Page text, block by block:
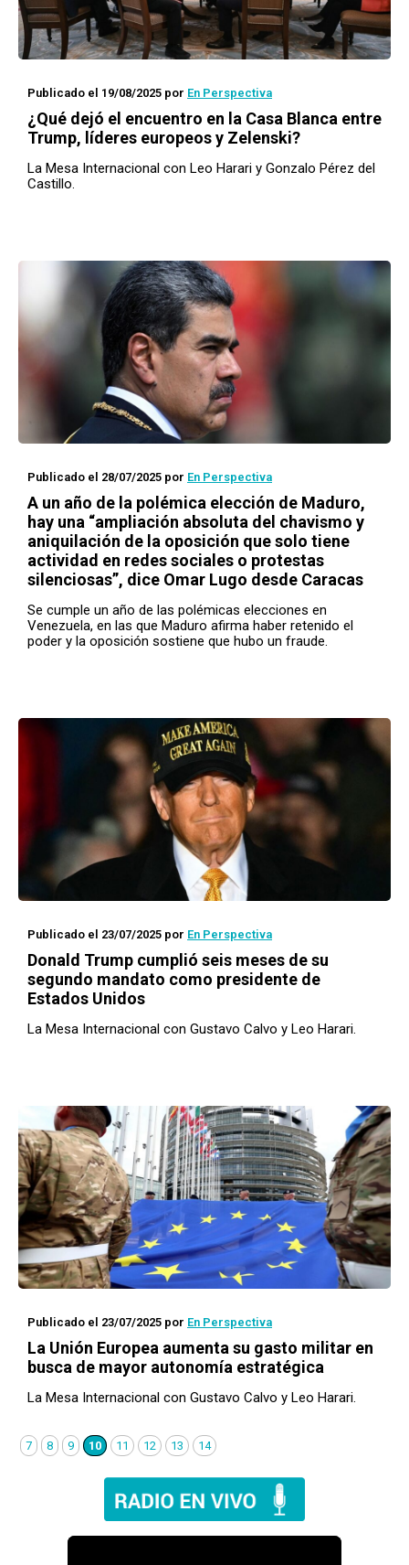
Publicado el 19/08/2025 por En Perspectiva
¿Qué dejó el encuentro en la Casa Blanca entre
Trump, líderes europeos y Zelenski?
La Mesa Internacional con Leo Harari y Gonzalo Pérez del
Castillo.
Publicado el 28/07/2025 por En Perspectiva
A un año de la polémica elección de Maduro,
hay una “ampliación absoluta del chavismo y
aniquilación de la oposición que solo tiene
actividad en redes sociales o protestas
silenciosas”, dice Omar Lugo desde Caracas
Se cumple un año de las polémicas elecciones en
Venezuela, en las que Maduro afirma haber retenido el
poder y la oposición sostiene que hubo un fraude.
Publicado el 23/07/2025 por En Perspectiva
Donald Trump cumplió seis meses de su
segundo mandato como presidente de
Estados Unidos
La Mesa Internacional con Gustavo Calvo y Leo Harari.
Publicado el 23/07/2025 por En Perspectiva
La Unión Europea aumenta su gasto militar en
busca de mayor autonomía estratégica
La Mesa Internacional con Gustavo Calvo y Leo Harari.
7 8 9 10 11 12 13 14